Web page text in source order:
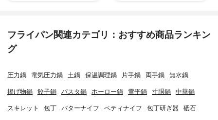
フライパン関連カテゴリ：おすすめ商品ランキン
グ
圧力鍋 電気圧力鍋 土鍋 保温調理鍋 片手鍋 両手鍋 無水鍋
揚げ物鍋 餃子鍋 パスタ鍋 ホーロー鍋 雪平鍋 寸胴鍋 中華鍋
スキレット 包丁 バターナイフ ペティナイフ 包丁研ぎ器 砥石